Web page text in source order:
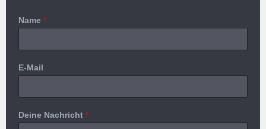
Name *
E-Mail
Deine Nachricht *